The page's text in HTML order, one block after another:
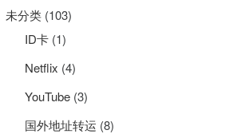
未分类 (103)
ID卡 (1)
Net­flix (4)
YouTube (3)
国外地址转运 (8)